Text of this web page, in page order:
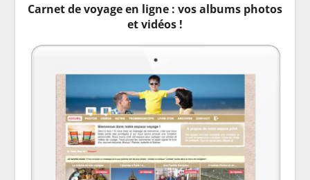
Carnet de voyage en ligne : vos albums photos
et vidéos !